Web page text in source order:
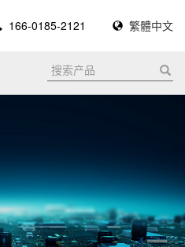
166-0185-2121 繁體中文